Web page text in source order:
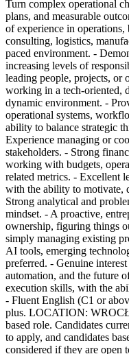
Turn complex operational
plans, and measurable
of experience in operations,
consulting, logistics,
paced environment. -
increasing levels of
leading people, projects, or
working in a tech-oriented,
dynamic environment. -
operational systems,
ability to balance strategic
Experience managing or
stakeholders. - Strong
working with budgets,
related metrics. - Excellent
with the ability to motivate,
Strong analytical and
mindset. - A proactive,
ownership, figuring things
simply managing existing
AI tools, emerging
preferred. - Genuine
automation, and the future
execution skills, with the
- Fluent English (C1 or
plus. LOCATION:
based role. Candidates
to apply, and candidates
considered if they are open